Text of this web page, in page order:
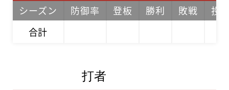
シーズン 防御率 登板 勝利 敗戦
投
合計
打者